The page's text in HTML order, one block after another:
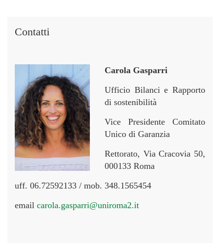
Contatti
Carola Gasparri
Ufficio Bilanci e Rapporto
di sostenibilità
Vice Presidente Comitato
Unico di Garanzia
Rettorato, Via Cracovia 50,
000133 Roma
uff. 06.72592133 / mob. 348.1565454
email carola.gasparri@uniroma2.it